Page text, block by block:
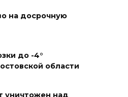
при атаке
на досрочную
до -4°
области
уничтожен над